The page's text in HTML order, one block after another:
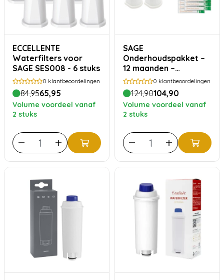
ECCELLENTE
Waterfilters voor
SAGE SES008 - 6 stuks
0 klantbeoordelingen
84,9565,95
Volume voordeel vanaf
2 stuks
SAGE
Onderhoudspakket –
12 maanden –
waterfilters, ontkalker
en reiniger
0 klantbeoordelingen
124,90104,90
Volume voordeel vanaf
2 stuks